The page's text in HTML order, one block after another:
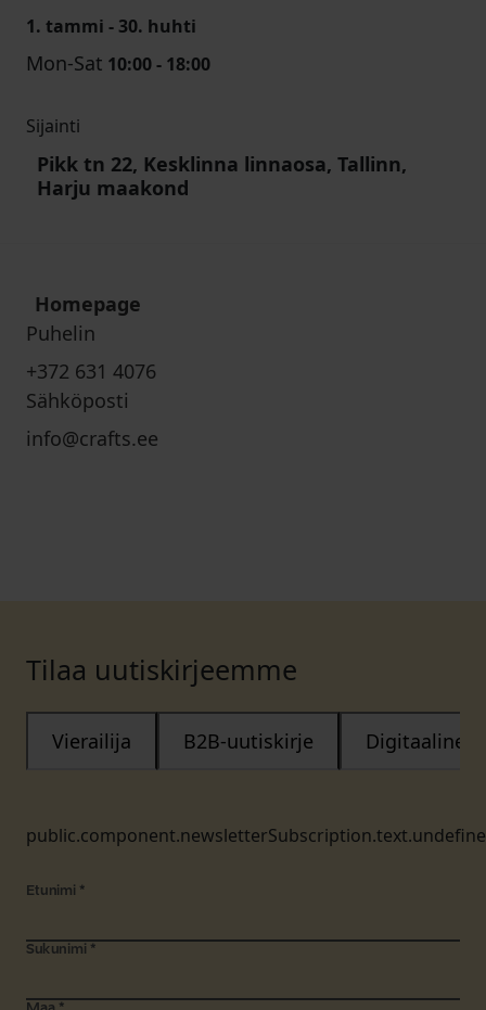
1. tammi - 30. huhti
Mon-Sat 10:00 - 18:00
Sijainti
Pikk tn 22, Kesklinna linnaosa, Tallinn,
Harju maakond
Homepage
Puhelin
+372 631 4076
Sähköposti
info@crafts.ee
Tilaa uutiskirjeemme
Vierailija B2B-uutiskirje Digitaalinen
Etunimi *
Sukunimi *